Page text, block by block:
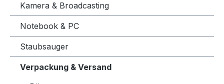
Kamera & Broadcasting
Notebook & PC
Staubsauger
Verpackung & Versand